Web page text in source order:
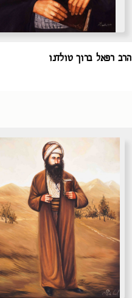
הרב רפאל ברוך טולדנו